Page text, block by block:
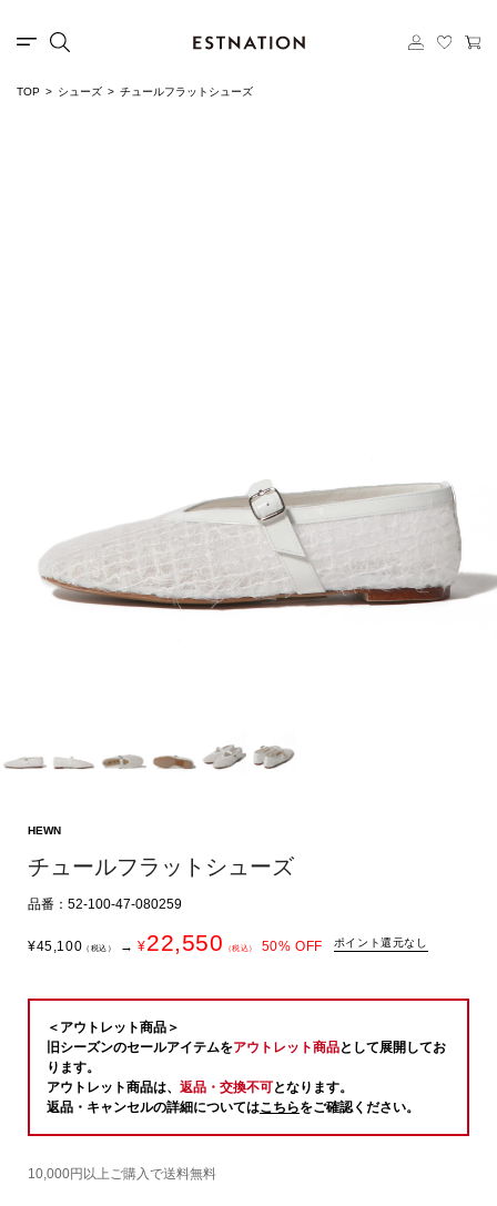
TOP シューズ チュールフラットシューズ
HEWN
チュールフラットシューズ
品番：52-100-47-080259
¥45,100 （税込） → ¥22,550 （税込） 50% OFF ポイント還元なし
＜アウトレット商品＞
旧シーズンのセールアイテムをアウトレット商品として展開してお
ります。
アウトレット商品は、 返品・交換不可となります。
返品・キャンセルの詳細についてはこちらをご確認ください。
10,000円以上ご購入で送料無料